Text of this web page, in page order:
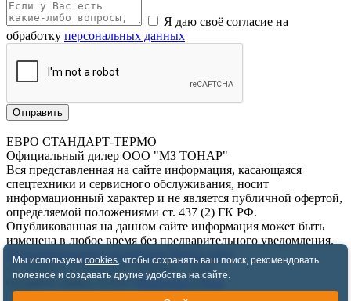
Я даю своё согласие на
обработку персональных данных
Отправить
ЕВРО СТАНДАРТ-ТЕРМО
Официальный дилер ООО "МЗ ТОНАР"
Вся представленная на сайте информация, касающаяся
спецтехники и сервисного обслуживания, носит
информационный характер и не является публичной офертой,
определяемой положениями ст. 437 (2) ГК РФ.
Опубликованная на данном сайте информация может быть
изменена в любое время без предварительного уведомления.
Пользовательское соглашение
© «ЕВРО СТАНДАРТ-ТЕРМО», 2026
Оставить заявку
WhatsApp
Мы используем cookies, чтобы сохранять ваш поиск, рекомендовать
полезное и создавать другие удобства на сайте.